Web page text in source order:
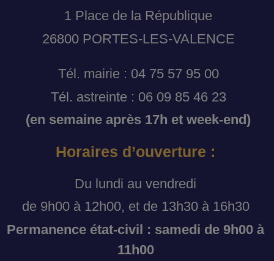
1 Place de la République
26800 PORTES-LES-VALENCE
Tél. mairie : 04 75 57 95 00
Tél. astreinte : 06 09 85 46 23
(en semaine après 17h et week-end)
Horaires d’ouverture :
Du lundi au vendredi
de 9h00 à 12h00, et de 13h30 à 16h30
Permanence état-civil : samedi de 9h00 à
11h00